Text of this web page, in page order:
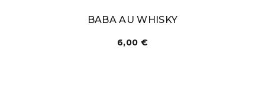
BABA AU WHISKY
6,00 €